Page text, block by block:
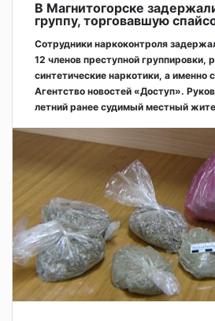
В Магнитогорске
группу, торговавшую
Сотрудники наркоконтроля
12 членов преступной группировки,
синтетические наркотики, а именно
Агентство новостей «Доступ».
летний ранее судимый местный